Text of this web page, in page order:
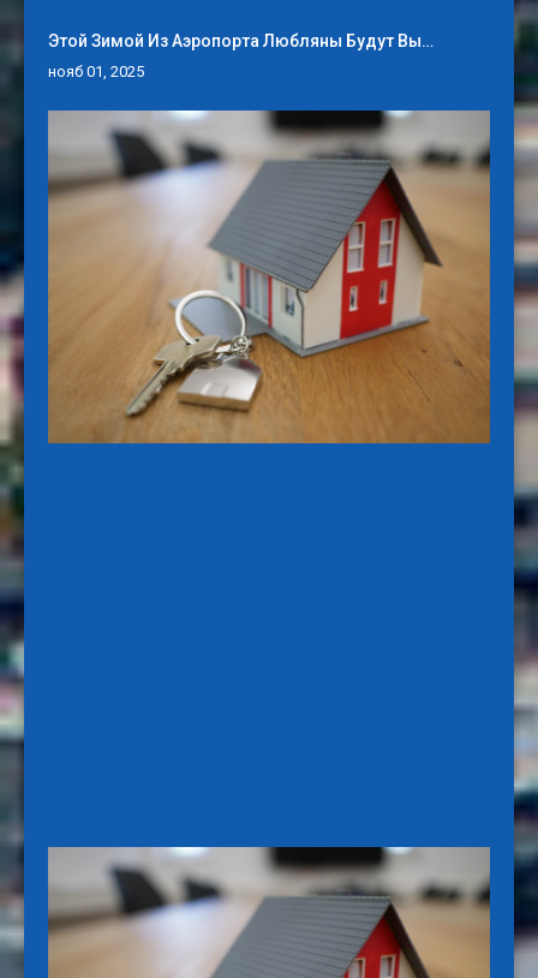
Этой Зимой Из Аэропорта Любляны Будут Вы…
нояб 01, 2025